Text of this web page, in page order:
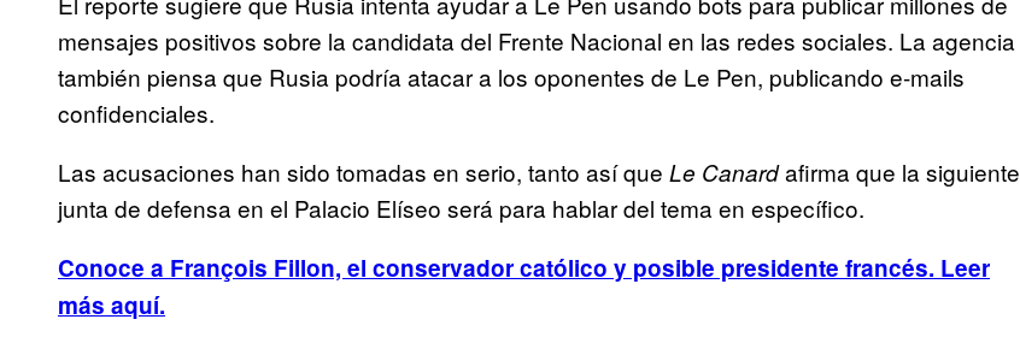
mensajes positivos sobre la candidata del Frente Nacional en las redes sociales. La agencia
también piensa que Rusia podría atacar a los oponentes de Le Pen, publicando e-mails
confidenciales.
Las acusaciones han sido tomadas en serio, tanto así que Le Canardafirma que la siguiente
junta de defensa en el Palacio Elíseo será para hablar del tema en específico.
Conoce a François Fillon, el conservador católico y posible presidente francés. Leer
más aquí.